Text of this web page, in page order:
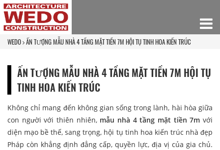
WEDO ẤN TƯỢNG MẪU NHÀ 4 TẦNG MẶT TIỀN 7M HỘI TỤ TINH HOA KIẾN TRÚC
ẤN TƯỢNG MẪU NHÀ 4 TẦNG MẶT TIỀN 7M HỘI TỤ
TINH HOA KIẾN TRÚC
Không chỉ mang đến không gian sống trong lành, hài hòa giữa
con người với thiên nhiên,mẫu nhà 4 tầng mặt tiền 7m với
diện mạo bề thế, sang trọng, hội tụ tinh hoa kiến trúc nhà đẹp
Pháp còn khẳng định đẳng cấp, quyền lực, địa vị của gia chủ.